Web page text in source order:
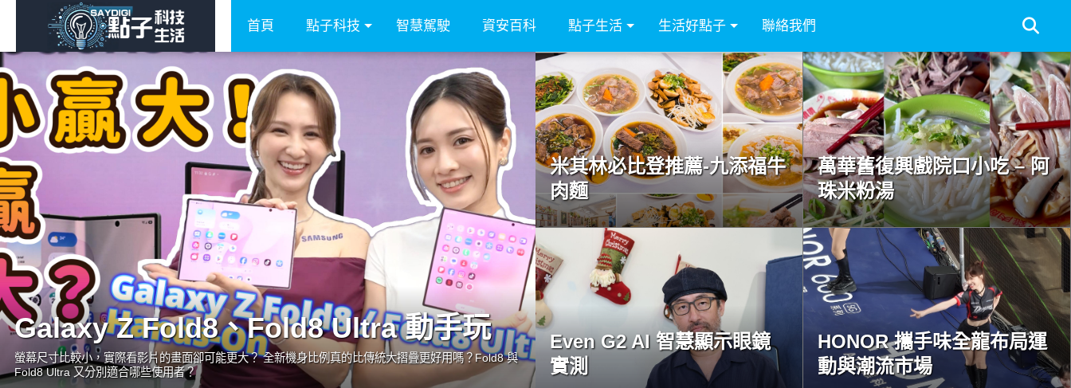
首頁 點子科技 智慧駕駛 資安百科 點子生活 生活好點子 聯絡我們
Galaxy Z Fold8、Fold8 Ultra 動手玩
螢幕尺寸比較小，實際看影片的畫面卻可能更大？ 全新機身比例真的比傳統大摺疊更好用嗎？Fold8 與
Fold8 Ultra 又分別適合哪些使用者？
米其林必比登推薦-九添福牛
肉麵
萬華舊復興戲院口小吃 – 阿
珠米粉湯
Even G2 AI 智慧顯示眼鏡
實測
HONOR 攜手味全龍布局運
動與潮流市場